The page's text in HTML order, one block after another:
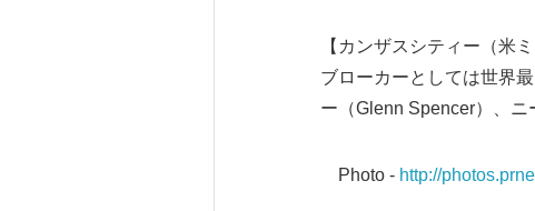
【カンザスシティー（米
ブローカーとしては世界
ー（Glenn Spencer）、ニ
Photo - http://